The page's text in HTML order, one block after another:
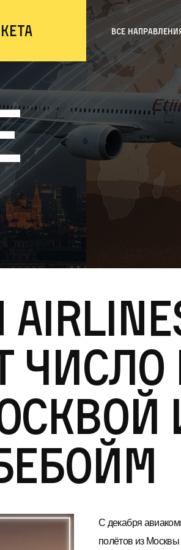
Все
число
С декабря
полётов из